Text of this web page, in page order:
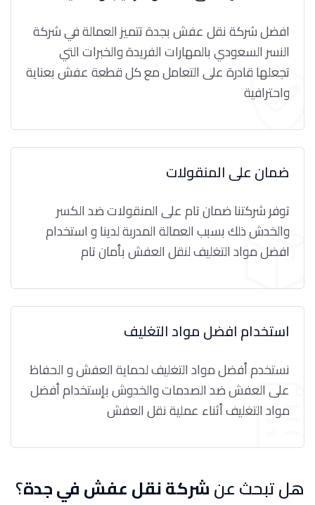
افضل شركة نقل عفش بجدة تتميز العمالة في شركة
النسر السعودي بالمهارات الفريدة والخبرات التي
تجعلها قادرة على التعامل مع كل قطعة عفش بعناية
واحترافية
ضمان على المنقولات
توفر شركتنا ضمان تام على المنقولات ضد الكسر
والخدش ذلك بسبب العمالة المدربة لدينا و استخدام
افضل مواد التغليف لنقل العفش بأمان تام
استخدام افضل مواد التغليف
نستخدم أفضل مواد التغليف لحماية العفش و الحفاظ
على العفش ضد الصدمات والخدوش بإستخدام أفضل
مواد التغليف أثناء عملية نقل العفش
هل تبحث عنشركة نقل عفش في جدة؟